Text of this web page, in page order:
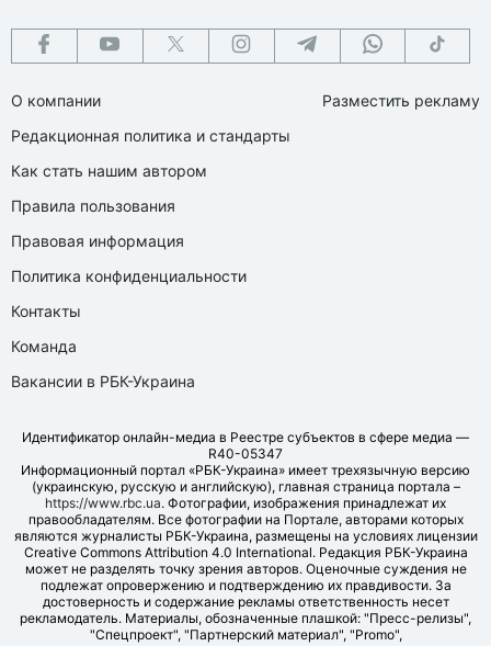
О компании
Редакционная политика и стандарты
Как стать нашим автором
Правила пользования
Правовая информация
Политика конфиденциальности
Контакты
Команда
Вакансии в РБК-Украина
Разместить рекламу
Идентификатор онлайн-медиа в Реестре субъектов в сфере медиа —
R40-05347
Информационный портал «РБК-Украина» имеет трехязычную версию
(украинскую, русскую и английскую), главная страница портала –
https://www.rbc.ua. Фотографии, изображения принадлежат их
правообладателям. Все фотографии на Портале, авторами которых
являются журналисты РБК-Украина, размещены на условиях лицензии
Creative Commons Attribution 4.0 International. Редакция РБК-Украина
может не разделять точку зрения авторов. Оценочные суждения не
подлежат опровержению и подтверждению их правдивости. За
достоверность и содержание рекламы ответственность несет
рекламодатель. Материалы, обозначенные плашкой: "Пресс-релизы",
"Спецпроект", "Партнерский материал", "Promo",